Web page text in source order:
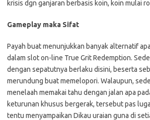
krisis dgn ganjaran berbasis koin, koin mulai
Gameplay maka Sifat
Payah buat menunjukkan banyak alternatif
dalam slot on-line True Grit Redemption.
dengan sepatutnya berlaku disini, beserta
merundung buat memelopori. Walaupun,
menelaah memakai tahu dengan jalan apa
keturunan khusus bergerak, tersebut pas
tentu menyampaikan Dikau uraian guna di